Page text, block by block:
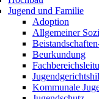
Jugend und Familie
Adoption
Allgemeiner
Beurkundung
Kommunale